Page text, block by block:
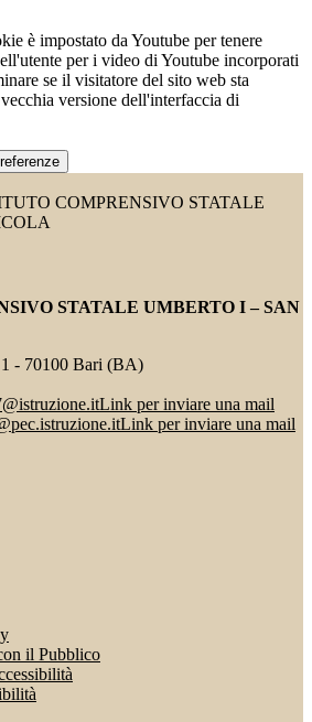
è impostato da Youtube per tenere
per i video di Youtube incorporati
se il visitatore del sito web sta
versione dell'interfaccia di
COMPRENSIVO STATALE
STATALE UMBERTO I – SAN
- 70100 Bari (BA)
Link per inviare una mail
Link per inviare una mail
il Pubblico